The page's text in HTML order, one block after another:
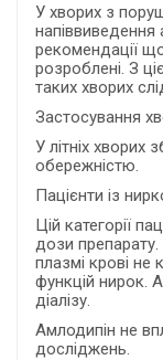
У хворих з
напіввиведення
рекомендації
розроблені. З
таких хворих
Застосування
У літніх хворих
обережністю.
Пацієнти із
Цій категорії
дози препарату.
плазмі крові
функцій нирок.
діалізу.
Амлодипін не
досліджень.